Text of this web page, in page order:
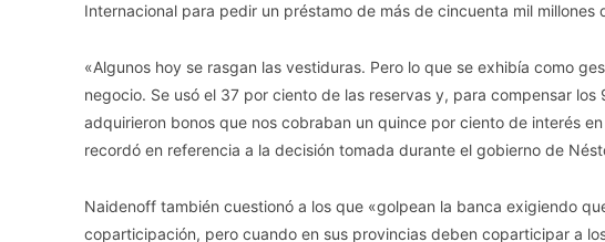
Internacional para pedir un préstamo de más de cincuenta mil millones
«Algunos hoy se rasgan las vestiduras. Pero lo que se exhibía como
negocio. Se usó el 37 por ciento de las reservas y, para compensar
adquirieron bonos que nos cobraban un quince por ciento de interés
recordó en referencia a la decisión tomada durante el gobierno de
Naidenoff también cuestionó a los que «golpean la banca exigiendo
coparticipación, pero cuando en sus provincias deben coparticipar a